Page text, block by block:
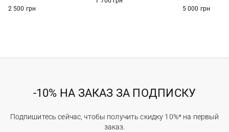
2 500 грн
5 000 грн
-10% НА ЗАКАЗ ЗА ПОДПИСКУ
Подпишитесь сейчас, чтобы получить скидку 10%* на первый
заказ.